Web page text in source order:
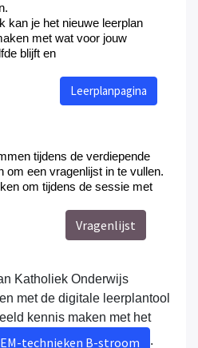
kan je het nieuwe leerplan
met wat voor jouw
blijft en
Leerplanpagina
tijdens de verdiepende
om een vragenlijst in te vullen.
om tijdens de sessie met
Vragenlijst
Katholiek Onderwijs
met de digitale leerplantool
kennis maken met het
technieken B-stroom .